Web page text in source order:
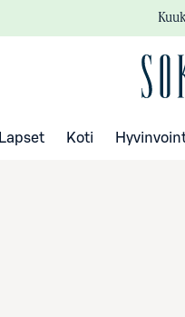
Lapset Koti